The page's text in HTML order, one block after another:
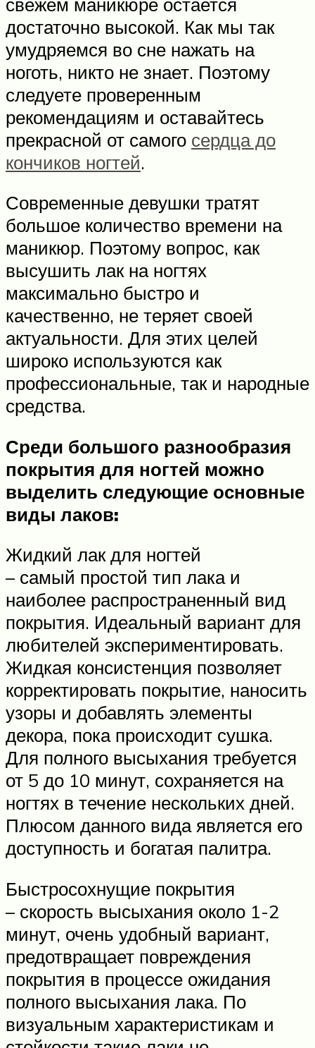
достаточно высокой. Как мы так
умудряемся во сне нажать на
ноготь, никто не знает. Поэтому
следуете проверенным
рекомендациям и оставайтесь
прекрасной от самого сердца до
кончиков ногтей.
Современные девушки тратят
большое количество времени на
маникюр. Поэтому вопрос, как
высушить лак на ногтях
максимально быстро и
качественно, не теряет своей
актуальности. Для этих целей
широко используются как
профессиональные, так и народные
средства.
Среди большого разнообразия
покрытия для ногтей можно
выделить следующие основные
виды лаков:
Жидкий лак для ногтей
– самый простой тип лака и
наиболее распространенный вид
покрытия. Идеальный вариант для
любителей экспериментировать.
Жидкая консистенция позволяет
корректировать покрытие, наносить
узоры и добавлять элементы
декора, пока происходит сушка.
Для полного высыхания требуется
от 5 до 10 минут, сохраняется на
ногтях в течение нескольких дней.
Плюсом данного вида является его
доступность и богатая палитра.
Быстросохнущие покрытия
– скорость высыхания около 1-2
минут, очень удобный вариант,
предотвращает повреждения
покрытия в процессе ожидания
полного высыхания лака. По
визуальным характеристикам и